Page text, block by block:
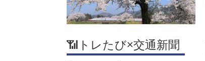
📶トレたび×交通新聞